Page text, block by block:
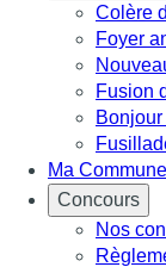
Colère
Foyer
Fusion
Ma Commune
Concours
Nos